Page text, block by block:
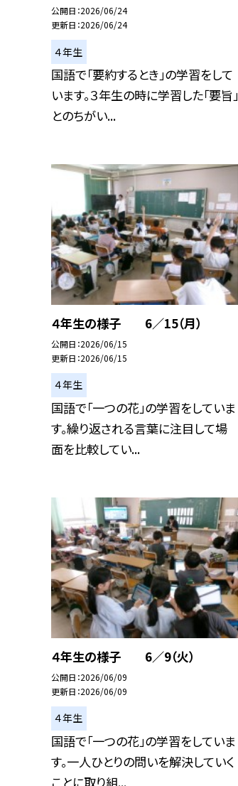
公開日 2026/06/24
更新日 2026/06/24
４年生
国語で「要約するとき」の学習をして
います。３年生の時に学習した「要旨」
とのちがい...
４年生の様子 6／15（月）
公開日 2026/06/15
更新日 2026/06/15
４年生
国語で「一つの花」の学習をしていま
す。繰り返される言葉に注目して場
面を比較してい...
４年生の様子 6／9（火）
公開日 2026/06/09
更新日 2026/06/09
４年生
国語で「一つの花」の学習をしていま
す。一人ひとりの問いを解決していく
ことに取り組...